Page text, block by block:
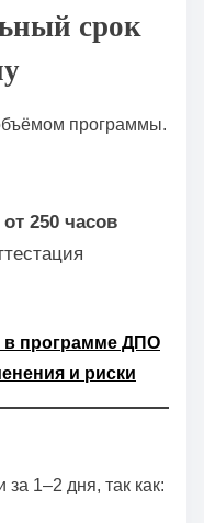
срок
программы.
от 250 часов
в программе ДПО
и риски
1–2 дня, так как: